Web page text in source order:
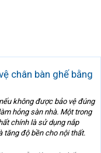
chân bàn ghế bằng
không được bảo vệ đúng
hỏng sàn nhà. Một trong
chính là sử dụng nắp
tăng độ bền cho nội thất.